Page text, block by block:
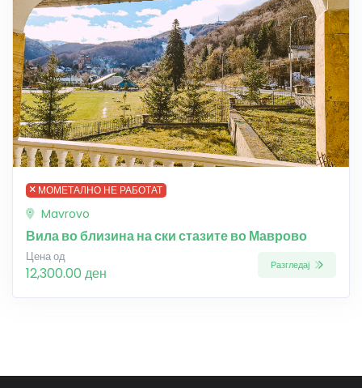
МОМЕТАЛНО НЕ РАБОТАТ
Mavrovo
Вила во близина на ски стазите во Маврово
Цена од
12,300.00 ден Разгледај